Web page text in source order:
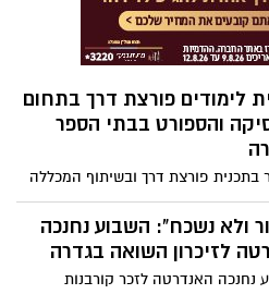
לימודים פורצת דרך בתחום
והספורט בבתי הספר
בתכנית פורצת דרך ובשיתוף המכללה
לחינוך גבעת וושינגטון ומועצת
מוסיקה וספורט במסגרת בתי
במושבה
ולא נשכח": השבוע נחנכה
לזיכרון השואה בגדרה
נחנכה האנדרטה לזכר קורבנות